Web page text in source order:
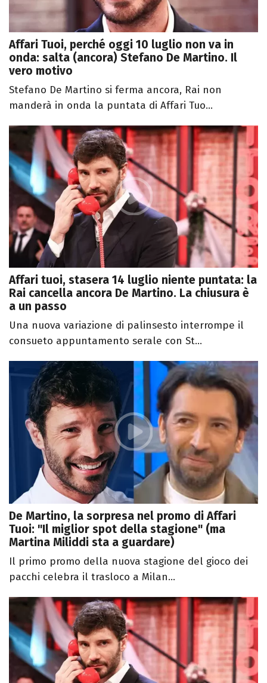
Affari Tuoi, perché oggi 10 luglio non va in
onda: salta (ancora) Stefano De Martino. Il
vero motivo
Stefano De Martino si ferma ancora, Rai non
manderà in onda la puntata di Affari Tuo...
Affari tuoi, stasera 14 luglio niente puntata: la
Rai cancella ancora De Martino. La chiusura è
a un passo
Una nuova variazione di palinsesto interrompe il
consueto appuntamento serale con St...
De Martino, la sorpresa nel promo di Affari
Tuoi: "Il miglior spot della stagione" (ma
Martina Miliddi sta a guardare)
Il primo promo della nuova stagione del gioco dei
pacchi celebra il trasloco a Milan...